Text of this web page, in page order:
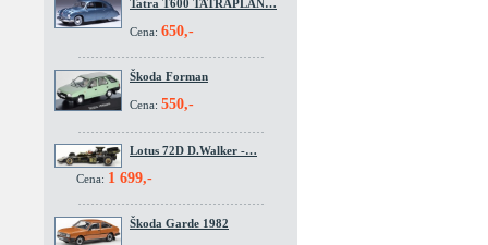
Tatra T600 TATRAPLAN…
Cena: 650,-
Škoda Forman
Cena: 550,-
Lotus 72D D.Walker -…
Cena: 1 699,-
Škoda Garde 1982